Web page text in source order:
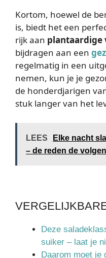
Kortom, hoewel de
is, biedt het een
rijk aan plantaardige
bijdragen aan een
regelmatig in een
nemen, kun je je
de honderdjarigen
stuk langer van het
LEES
Elke nacht
– de reden de
Deze
suiker – laat je
Daarom moet je